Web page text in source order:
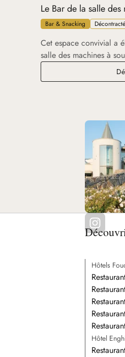
Le Bar de la salle des
Bar & Snacking Décontracté
Cet espace convivial a
salle des machines à
Hôtels
Hôtel